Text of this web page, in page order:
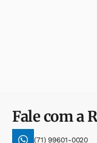
Fale com a
(71) 99601-0020